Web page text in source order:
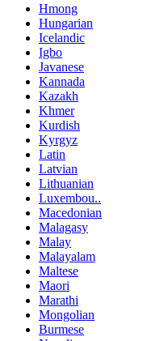
Hmong
Hungarian
Icelandic
Igbo
Javanese
Kannada
Kazakh
Khmer
Kurdish
Kyrgyz
Latin
Latvian
Lithuanian
Luxembou..
Macedonian
Malagasy
Malay
Malayalam
Maltese
Maori
Marathi
Mongolian
Burmese